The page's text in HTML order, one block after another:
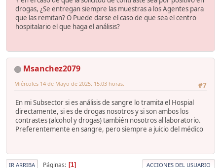
drogas, ¿Se entregan siempre las muestras a los Agentes para
que las remitan? O Puede darse el caso de que sea el centro
hospitalario el que haga el análisis?
Msanchez2079
#7
Miércoles 14 de Mayo de 2025. 15:03 horas.
En mi Subsector si es análisis de sangre lo tramita el Hospial
directamente, si es de drogas nosotros y si son ambos los
contrastes (alcohol y drogas) también nosotros al laboratorio.
Preferentemente en sangre, pero siempre a juicio del médico
IR ARRIBA Páginas 1 ACCIONES DEL USUARIO